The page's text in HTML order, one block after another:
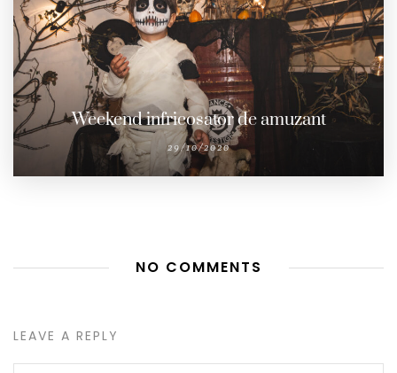
Weekend infricosator de amuzant
29/10/2020
NO COMMENTS
LEAVE A REPLY